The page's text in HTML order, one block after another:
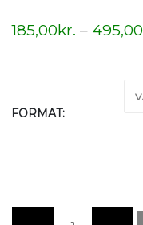
185,00kr. – 495,00
FORMAT